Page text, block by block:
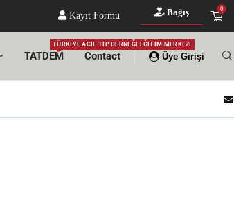
Kayıt Formu Bağış 0
TATDEM
TÜRKIYE ACIL TIP DERNEĞI EĞITIM MERKEZI
Contact Üye Girişi